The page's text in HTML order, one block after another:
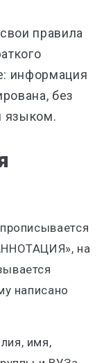
правила
информация
без
языком.
на
написано
имя,